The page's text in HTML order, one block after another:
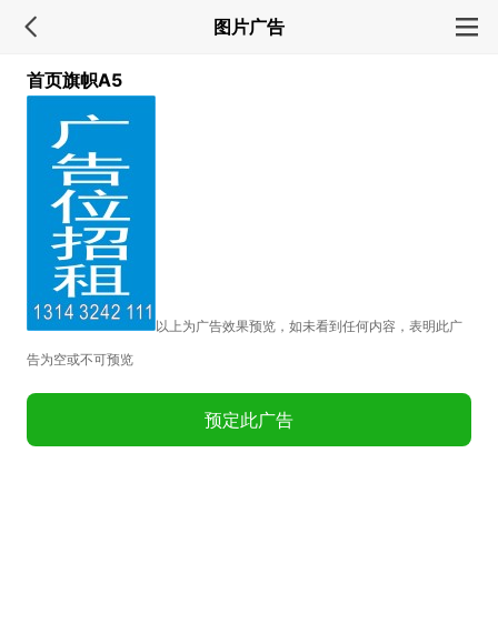
图片广告
首页旗帜A5
以上为广告效果预览，如未看到任何内容，表明此广
告为空或不可预览
预定此广告